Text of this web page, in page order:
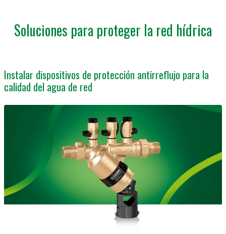
Soluciones para proteger la red hídrica
Instalar dispositivos de protección antirreflujo para la
calidad del agua de red